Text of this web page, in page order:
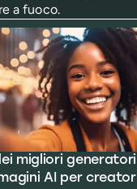
a fuoco.
migliori
AI per